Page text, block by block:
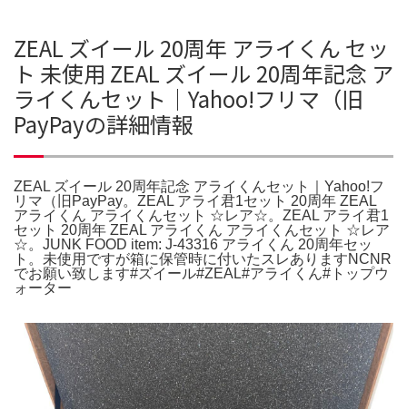
ZEAL ズイール 20周年 アライくん セッ
ト 未使用 ZEAL ズイール 20周年記念 ア
ライくんセット｜Yahoo!フリマ（旧
PayPayの詳細情報
ZEAL ズイール 20周年記念 アライくんセット｜Yahoo!フ
リマ（旧PayPay。ZEAL アライ君1セット 20周年 ZEAL
アライくん アライくんセット ☆レア☆。ZEAL アライ君1
セット 20周年 ZEAL アライくん アライくんセット ☆レア
☆。JUNK FOOD item: J-43316 アライくん 20周年セッ
ト。未使用ですが箱に保管時に付いたスレありますNCNR
でお願い致します#ズイール#ZEAL#アライくん#トップウ
ォーター